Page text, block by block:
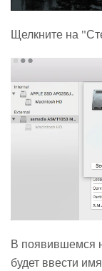
Щелкните на
В появившемся
будет ввести